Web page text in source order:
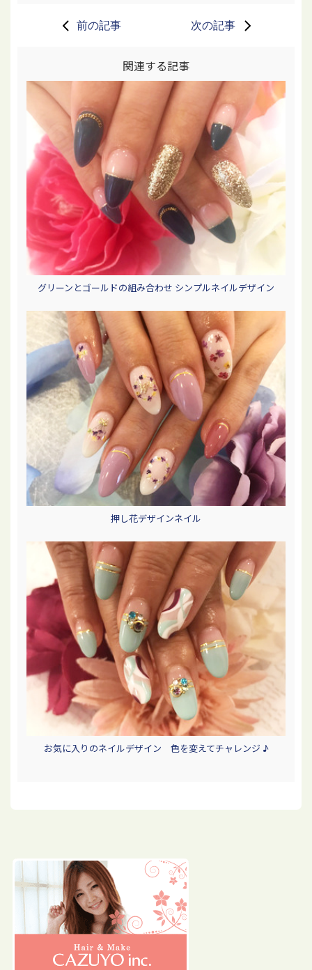
前の記事 次の記事
関連する記事
グリーンとゴールドの組み合わせ シンプルネイルデザイン
押し花デザインネイル
お気に入りのネイルデザイン 色を変えてチャレンジ ♪